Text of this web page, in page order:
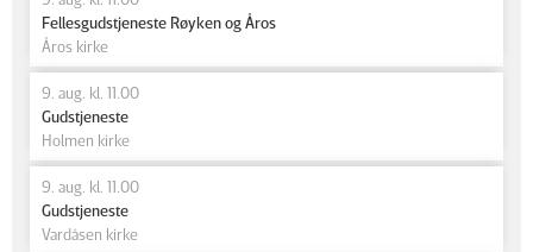
Fellesgudstjeneste Røyken og Åros
Åros kirke
9. aug. kl. 11.00
Gudstjeneste
Holmen kirke
9. aug. kl. 11.00
Gudstjeneste
Vardåsen kirke